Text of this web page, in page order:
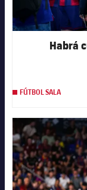
Habrá
FÚTBOL SALA